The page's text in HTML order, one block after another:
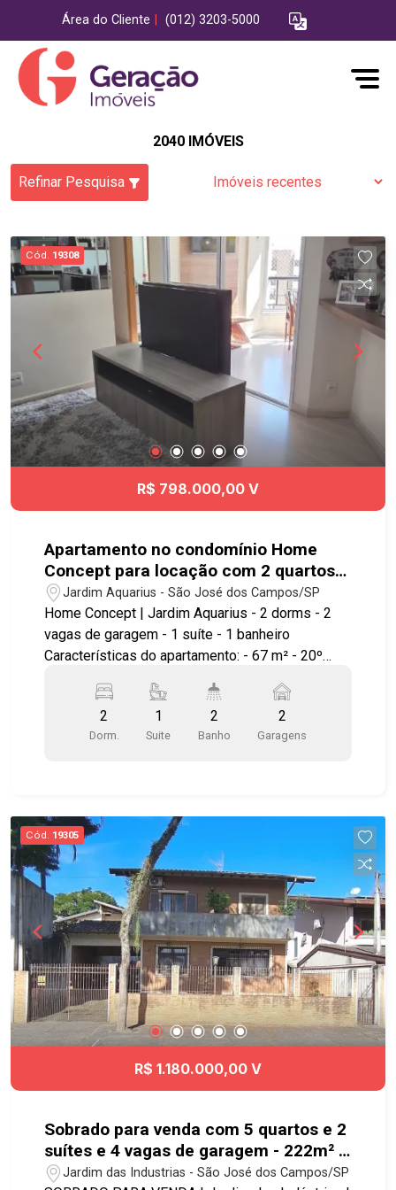
Área do Cliente (012) 3203-5000
2040 IMÓVEIS
Refinar Pesquisa
Cód. 19308
R$ 798.000,00 V
Apartamento no condomínio Home
Concept para locação com 2 quartos
sendo 1 suíte - 67 m² - No bairro
Jardim Aquarius - SJC
Jardim Aquarius - São José dos Campos/SP
Home Concept | Jardim Aquarius - 2 dorms - 2
vagas de garagem - 1 suíte - 1 banheiro
Características do apartamento: - 67 m² - 20º
montanhas - Sol da manhã - 2 vagas de garagem
cobertas - Varanda gourmet com fechamento em
vidro - Cozinha com móveis planejados -
Lazer do condomínio: - Piscina adulto - Piscina
infantil - Academia - Academia ao ar livre -
Quadra poliesportiva - Salão de festas - Salão de
jogos - Churrasqueira - Playground -
Brinquedoteca - Bicicletário Próximo ao Colinas
Shopping, Aquarius Open Mall, avenida Cassiano
Ricardo, padarias e supermercados. #aptoavenda
#geracaoimoveis #venda #apartamento
2
Dorm.
1
Suite
2
Banho
2
Garagens
Cód. 19305
R$ 1.180.000,00 V
Sobrado para venda com 5 quartos e 2
suítes e 4 vagas de garagem - 222m² -
Jardim das Indústrias
Jardim das Industrias - São José dos Campos/SP